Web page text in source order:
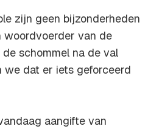
zijn geen bijzonderheden
woordvoerder van de
schommel na de val
we dat er iets geforceerd
aangifte van